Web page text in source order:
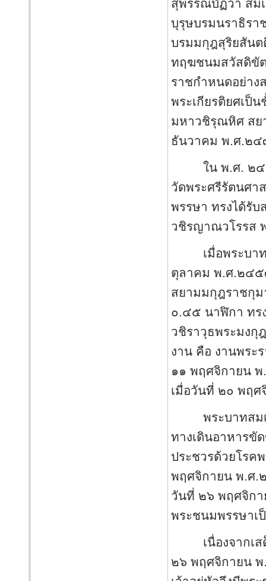
สุพรรณบัฏว่า สม
บุรุษบรมนราธิร
บรมมกุฎสุริยสันต
ทฤฆชนมสวัสดิขั
ราชกำหนดอย่าง
พระเกียรติยศเป็
มหาวชิรุณหิศ สย
ธันวาคม พ.ศ.๒
ใน พ.ศ. ๒๔๔๗
วัดพระศรีรัตนศา
พรรษา ทรงได้รั
วชิรญาณวโรรส พ
เมื่อพระบาทส
ตุลาคม พ.ศ.๒๔๕
สยามมกุฎราชกุม
๐.๔๕ นาฬิกา ทร
วชิราวุธพระมงกุ
งาน คือ งานพระ
๑๑ พฤศจิกายน
เมื่อวันที่ ๒๐ พฤ
พระบาทสมเด็
ทางเดินอาหารขั
ประชวรด้วยโรค
พฤศจิกายน พ.ศ.
วันที่ ๒๖ พฤศจิก
พระชนมพรรษาเ
เนื่องจากเสด็
๒๖ พฤศจิกายน พ